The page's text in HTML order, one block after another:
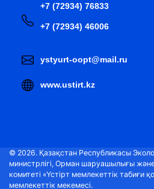
+7 (72934) 76833
+7 (72934) 46006
ystyurt-oopt@mail.ru
www.ustirt.kz
© 2026. Қазақстан Республикасы
министрлігі, Орман шаруашылығы
комитеті «Үстірт мемлекеттік табиғи
мемлекеттік мекемесі.